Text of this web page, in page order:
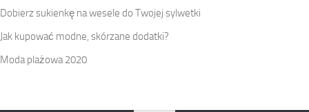
Dobierz sukienkę na wesele do Twojej sylwetki
Jak kupować modne, skórzane dodatki?
Moda plażowa 2020